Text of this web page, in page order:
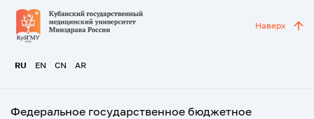
RU EN CN AR
Наверх
Федеральное государственное бюджетное